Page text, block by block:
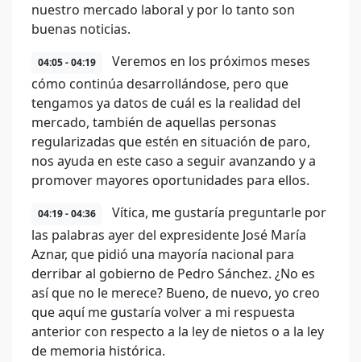
nuestro mercado laboral y por lo tanto son
buenas noticias.
04:05 - 04:19
Veremos en los próximos meses
cómo continúa desarrollándose, pero que
tengamos ya datos de cuál es la realidad del
mercado, también de aquellas personas
regularizadas que estén en situación de paro,
nos ayuda en este caso a seguir avanzando y a
promover mayores oportunidades para ellos.
04:19 - 04:36
Vítica, me gustaría preguntarle por
las palabras ayer del expresidente José María
Aznar, que pidió una mayoría nacional para
derribar al gobierno de Pedro Sánchez. ¿No es
así que no le merece? Bueno, de nuevo, yo creo
que aquí me gustaría volver a mi respuesta
anterior con respecto a la ley de nietos o a la ley
de memoria histórica.